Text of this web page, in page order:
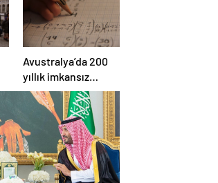
Avustralya’da 200
yıllık imkansız
matematik
problemi çözüldü